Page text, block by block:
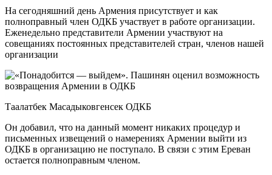
На сегодняшний день Армения присутствует и как
полноправный член ОДКБ участвует в работе организации.
Еженедельно представители Армении участвуют на
совещаниях постоянных представителей стран, членов нашей
организации
Таалатбек Масадыковгенсек ОДКБ
Он добавил, что на данный момент никаких процедур и
письменных извещений о намерениях Армении выйти из
ОДКБ в организацию не поступало. В связи с этим Ереван
остается полноправным членом.